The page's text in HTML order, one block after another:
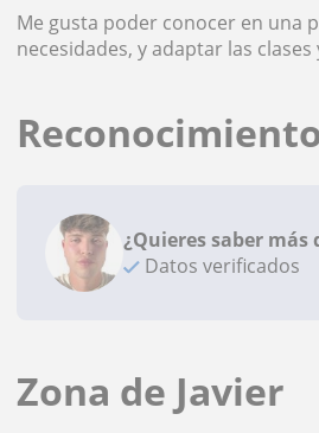
Me gusta poder conocer en una
necesidades, y adaptar las
¿Quieres saber más
Datos verificados
Zona de Javier